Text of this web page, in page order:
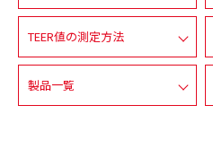
TEER値の測定方法
製品一覧